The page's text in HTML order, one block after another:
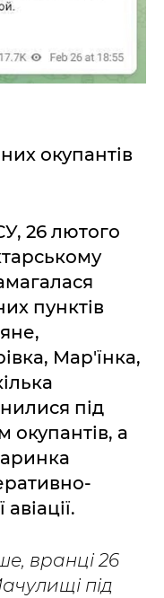
окупантів
26 лютого
пунктів
Мар'їнка,
під
окупантів, а
вранці 26
під